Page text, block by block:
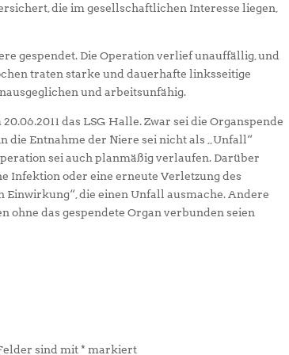
die im gesellschaftlichen Interesse liegen,
gespendet. Die Operation verlief unauffällig, und
traten starke und dauerhafte linksseitige
und arbeitsunfähig.
das LSG Halle. Zwar sei die Organspende
die Entnahme der Niere sei nicht als „Unfall“
sei auch planmäßig verlaufen. Darüber
Infektion oder eine erneute Verletzung des
Einwirkung“, die einen Unfall ausmache. Andere
ohne das gespendete Organ verbunden seien
sind mit* markiert